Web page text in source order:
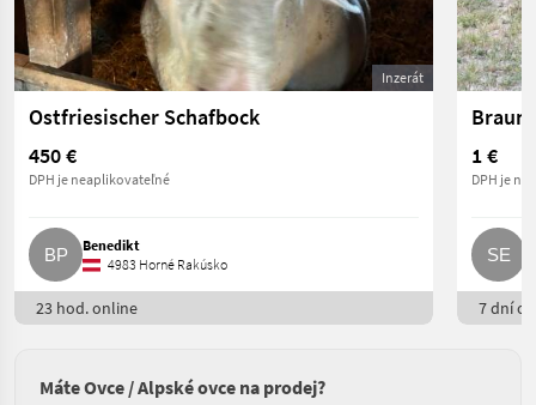
Inzerát
Ostfriesischer Schafbock
450 €
DPH je neaplikovateľné
Benedikt
4983 Horné Rakúsko
23 hod. online
1 €
DPH je
7 dní
Máte Ovce / Alpské ovce na prodej?